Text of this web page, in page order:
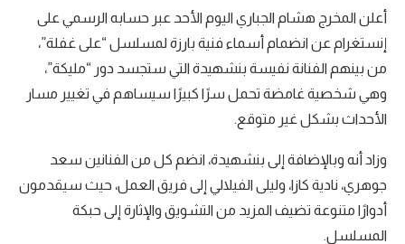
أعلن المخرج هشام الجباري اليوم الأحد عبر حسابه الرسمي على
إنستغرام عن انضمام أسماء فنية بارزة لمسلسل “على غفلة”،
من بينهم الفنانة نفيسة بنشهيدة التي ستجسد دور “مليكة”،
وهي شخصية غامضة تحمل سرًا كبيرًا سيساهم في تغيير مسار
الأحداث بشكل غير متوقع.
وزاد أنه وبالإضافة إلى بنشهيدة، انضم كل من الفنانين سعد
جوهري، نادية كازا، وليلى الفيلالي إلى فريق العمل، حيث سيقدمون
أدوارًا متنوعة تضيف المزيد من التشويق والإثارة إلى حبكة
المسلسل.